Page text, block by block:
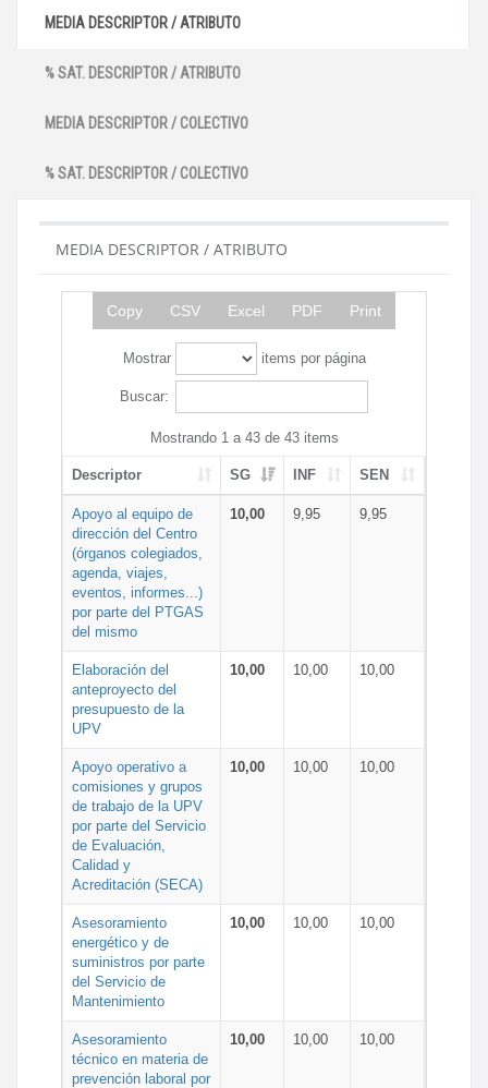
MEDIA DESCRIPTOR / ATRIBUTO
% SAT. DESCRIPTOR / ATRIBUTO
MEDIA DESCRIPTOR / COLECTIVO
% SAT. DESCRIPTOR / COLECTIVO
MEDIA DESCRIPTOR / ATRIBUTO
Copy CSV Excel PDF Print
Mostrar items por página
Buscar:
Mostrando 1 a 43 de 43 items
Descriptor SG INF SEN
Apoyo al equipo de
dirección del Centro
(órganos colegiados,
agenda, viajes,
eventos, informes...)
por parte del PTGAS
del mismo
10,00 9,95 9,95
Elaboración del
anteproyecto del
presupuesto de la
UPV
10,00 10,00 10,00
Apoyo operativo a
comisiones y grupos
de trabajo de la UPV
por parte del Servicio
de Evaluación,
Calidad y
Acreditación (SECA)
10,00 10,00 10,00
Asesoramiento
energético y de
suministros por parte
del Servicio de
Mantenimiento
10,00 10,00 10,00
Asesoramiento
técnico en materia de
prevención laboral por
10,00 10,00 10,00